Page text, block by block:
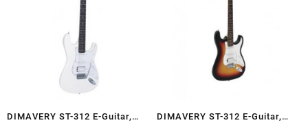
DIMAVERY ST-312 E-Guitar,
DIMAVERY ST-312 E-Guitar,